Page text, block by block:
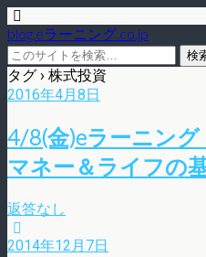
blog.eラーニング.co.jp
タグ › 株式投資
2016年4月8日
4/8(金)eラーニン
マネー＆ライフの
返答なし
2014年12月7日